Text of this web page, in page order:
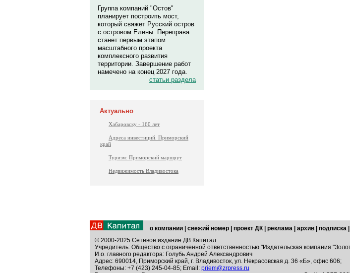
Группа компаний "Остов"
планирует построить мост,
который свяжет Русский остров
с островом Елены. Переправа
станет первым этапом
масштабного проекта
комплексного развития
территории. Завершение работ
намечено на конец 2027 года.
статьи раздела
Актуально
Хабаровску - 160 лет
Адреса инвестиций. Приморский
край
Туризм: Приморский маршрут
Недвижимость Владивостока
о компании свежий номер проект ДК реклама архив подписка
© 2000-2025 Сетевое издание ДВ Капитал
Учредитель: Общество с ограниченной ответственностью "Издательская компания
И.о. главного редактора: Голубь Андрей Александрович
Адрес: 690014, Приморский край, г. Владивосток, ул. Некрасовская д. 36 «Б», офис 606;
Телефоны: +7 (423) 245-04-85; Email: priem@zrpress.ru